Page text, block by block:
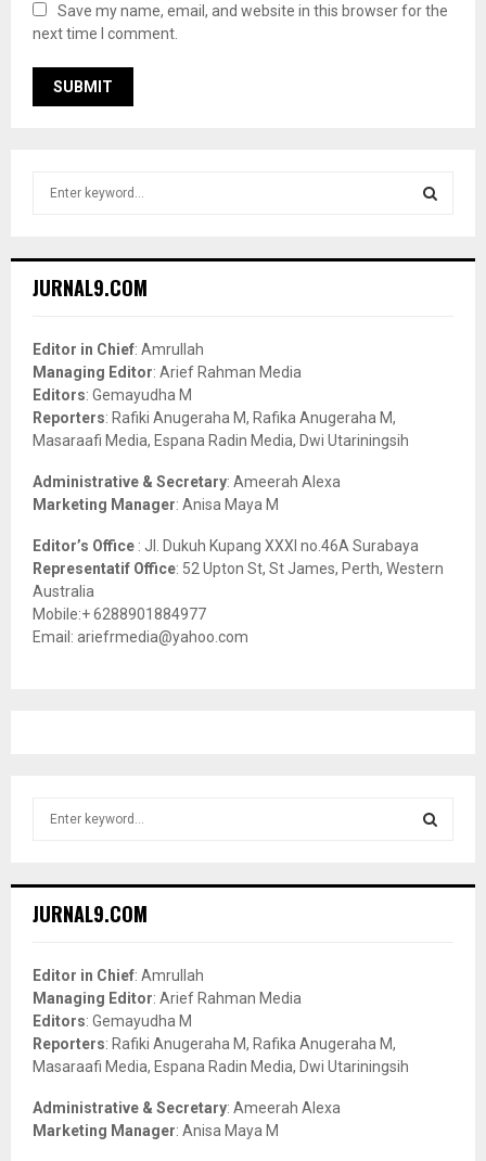
Save my name, email, and website in this browser for the
next time I comment.
h
o
r
:
JURNAL9.COM
Editor in Chief: Amrullah
Managing Editor: Arief Rahman Media
Editors: Gemayudha M
Reporters: Rafiki Anugeraha M, Rafika Anugeraha M,
Masaraafi Media, Espana Radin Media, Dwi Utariningsih
Administrative & Secretary: Ameerah Alexa
Marketing Manager: Anisa Maya M
Editor’s Office : Jl. Dukuh Kupang XXXI no.46A Surabaya
Representatif Office: 52 Upton St, St James, Perth, Western
Australia
Mobile:+ 6288901884977
Email: ariefrmedia@yahoo.com
h
o
r
:
JURNAL9.COM
Editor in Chief: Amrullah
Managing Editor: Arief Rahman Media
Editors: Gemayudha M
Reporters: Rafiki Anugeraha M, Rafika Anugeraha M,
Masaraafi Media, Espana Radin Media, Dwi Utariningsih
Administrative & Secretary: Ameerah Alexa
Marketing Manager: Anisa Maya M